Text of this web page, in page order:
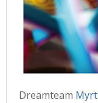
Dreamteam